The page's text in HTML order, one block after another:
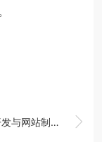

站制作的最佳实践